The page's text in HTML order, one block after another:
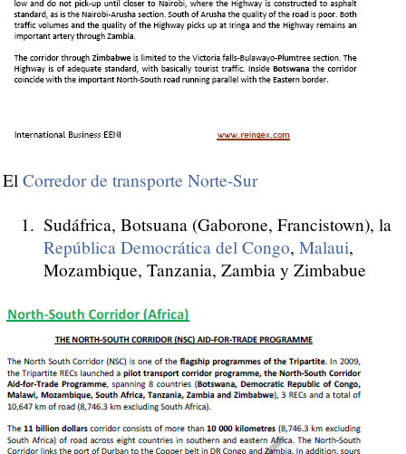
El Corredor de transporte Norte-Sur
Sudáfrica, Botsuana (Gaborone, Francistown), la
República Democrática del Congo, Malaui,
Mozambique, Tanzania, Zambia y Zimbabue